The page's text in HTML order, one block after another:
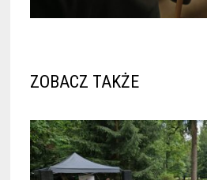
ZOBACZ TAKŻE